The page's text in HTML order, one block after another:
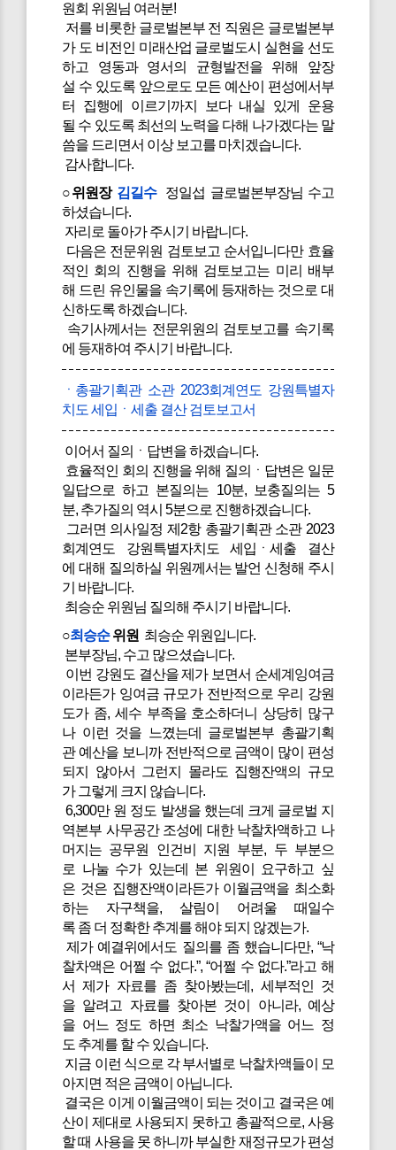
원회 위원님 여러분!
저를 비롯한 글로벌본부 전 직원은 글로벌본부
가 도 비전인 미래산업 글로벌도시 실현을 선도
하고 영동과 영서의 균형발전을 위해 앞장
설 수 있도록 앞으로도 모든 예산이 편성에서부
터 집행에 이르기까지 보다 내실 있게 운용
될 수 있도록 최선의 노력을 다해 나가겠다는 말
씀을 드리면서 이상 보고를 마치겠습니다.
감사합니다.
○위원장 김길수정일섭 글로벌본부장님 수고
하셨습니다.
자리로 돌아가 주시기 바랍니다.
다음은 전문위원 검토보고 순서입니다만 효율
적인 회의 진행을 위해 검토보고는 미리 배부
해 드린 유인물을 속기록에 등재하는 것으로 대
신하도록 하겠습니다.
속기사께서는 전문위원의 검토보고를 속기록
에 등재하여 주시기 바랍니다.
ㆍ총괄기획관 소관 2023회계연도 강원특별자
치도 세입ㆍ세출 결산 검토보고서
이어서 질의ㆍ답변을 하겠습니다.
효율적인 회의 진행을 위해 질의ㆍ답변은 일문
일답으로 하고 본질의는 10분, 보충질의는 5
분, 추가질의 역시 5분으로 진행하겠습니다.
그러면 의사일정 제2항 총괄기획관 소관 2023
회계연도 강원특별자치도 세입ㆍ세출 결산
에 대해 질의하실 위원께서는 발언 신청해 주시
기 바랍니다.
최승순 위원님 질의해 주시기 바랍니다.
○최승순위원 최승순 위원입니다.
본부장님, 수고 많으셨습니다.
이번 강원도 결산을 제가 보면서 순세계잉여금
이라든가 잉여금 규모가 전반적으로 우리 강원
도가 좀, 세수 부족을 호소하더니 상당히 많구
나 이런 것을 느꼈는데 글로벌본부 총괄기획
관 예산을 보니까 전반적으로 금액이 많이 편성
되지 않아서 그런지 몰라도 집행잔액의 규모
가 그렇게 크지 않습니다.
6,300만 원 정도 발생을 했는데 크게 글로벌 지
역본부 사무공간 조성에 대한 낙찰차액하고 나
머지는 공무원 인건비 지원 부분, 두 부분으
로 나눌 수가 있는데 본 위원이 요구하고 싶
은 것은 집행잔액이라든가 이월금액을 최소화
하는 자구책을, 살림이 어려울 때일수
록 좀 더 정확한 추계를 해야 되지 않겠는가.
제가 예결위에서도 질의를 좀 했습니다만, “낙
찰차액은 어쩔 수 없다.”, “어쩔 수 없다.”라고 해
서 제가 자료를 좀 찾아봤는데, 세부적인 것
을 알려고 자료를 찾아본 것이 아니라, 예상
을 어느 정도 하면 최소 낙찰가액을 어느 정
도 추계를 할 수 있습니다.
지금 이런 식으로 각 부서별로 낙찰차액들이 모
아지면 적은 금액이 아닙니다.
결국은 이게 이월금액이 되는 것이고 결국은 예
산이 제대로 사용되지 못하고 총괄적으로, 사용
할 때 사용을 못 하니까 부실한 재정규모가 편성